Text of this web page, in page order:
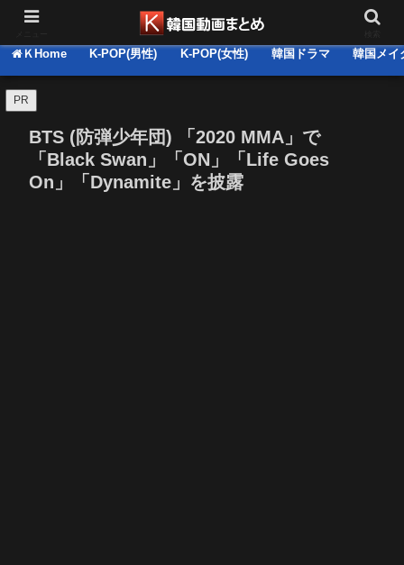
韓国関連の動画集＆推しコメ・感想 掲示板(BBS)
ＫHome K-POP(男性) K-POP(女性) 韓国ドラマ 韓国メイ
PR
BTS (防弾少年団) 「2020 MMA」で
「Black Swan」「ON」「Life Goes
On」「Dynamite」を披露